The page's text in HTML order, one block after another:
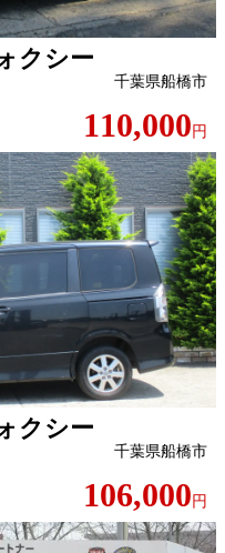
クシー
千葉県船橋市
110,000 円
クシー
千葉県船橋市
106,000 円